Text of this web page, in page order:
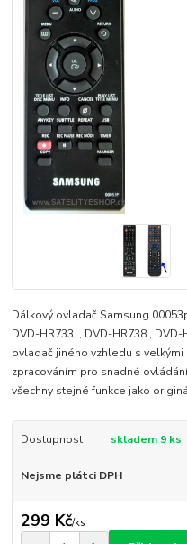
Dálkový ovladač Samsung
DVD-HR733 , DVD-HR738 , DVD-
ovladač jiného vzhledu s
zpracováním pro snadné
všechny stejné funkce jako
Dostupnost skladem 9 ks
Nejsme plátci DPH
299 Kč/ks